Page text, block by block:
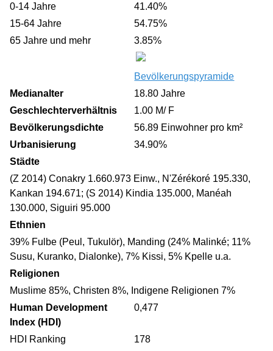
0-14 Jahre
41.40%
15-64 Jahre
54.75%
65 Jahre und mehr
3.85%
Bevölkerungspyramide
Medianalter
18.80 Jahre
Geschlechterverhältnis
1.00 M/ F
Bevölkerungsdichte
56.89 Einwohner pro km²
Urbanisierung
34.90%
Städte
(Z 2014) Conakry 1.660.973 Einw., N'Zérékoré 195.330,
Kankan 194.671; (S 2014) Kindia 135.000, Manéah
130.000, Siguiri 95.000
Ethnien
39% Fulbe (Peul, Tukulör), Manding (24% Malinké; 11%
Susu, Kuranko, Dialonke), 7% Kissi, 5% Kpelle u.a.
Religionen
Muslime 85%, Christen 8%, Indigene Religionen 7%
Human Development
Index (HDI)
0,477
HDI Ranking 178